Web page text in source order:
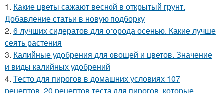
1. Какие цветы сажают весной в открытый грунт.
Добавление статьи в новую подборку
2. 6 лучших сидератов для огорода осенью. Какие лучше
сеять растения
3. Калийные удобрения для овощей и цветов. Значение
и виды калийных удобрений
4. Тесто для пирогов в домашних условиях 107
рецептов. 20 рецептов теста для пирогов, которые